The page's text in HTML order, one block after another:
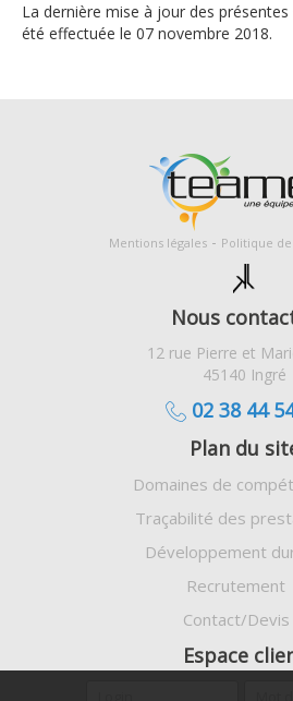
La dernière mise à jour des
été effectuée le 07 novembre 2018.
Mentions légales - Politique
Nous
12 rue Pierre et
45140 Ingré
02 38 44
Plan du
Domaines de
Traçabilité des
Développement
Recrutement
Contact/Devis
Espace